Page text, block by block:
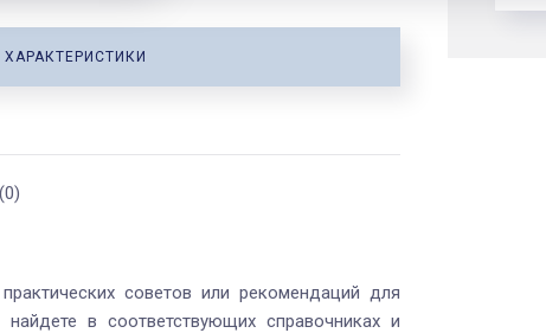
ХАРАКТЕРИСТИКИ
советов или рекомендаций для
в соответствующих справочниках и